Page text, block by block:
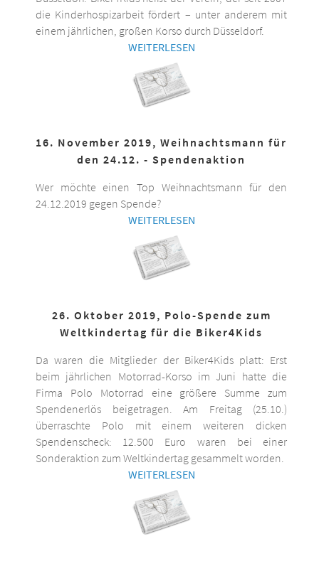
die Kinderhospizarbeit fördert – unter anderem mit
einem jährlichen, großen Korso durch Düsseldorf.
WEITERLESEN
16. November 2019, Weihnachtsmann für
den 24.12. - Spendenaktion
Wer möchte einen Top Weihnachtsmann für den
24.12.2019 gegen Spende?
WEITERLESEN
26. Oktober 2019, Polo-Spende zum
Weltkindertag für die Biker4Kids
Da waren die Mitglieder der Biker4Kids platt: Erst
beim jährlichen Motorrad-Korso im Juni hatte die
Firma Polo Motorrad eine größere Summe zum
Spendenerlös beigetragen. Am Freitag (25.10.)
überraschte Polo mit einem weiteren dicken
Spendenscheck: 12.500 Euro waren bei einer
Sonderaktion zum Weltkindertag gesammelt worden.
WEITERLESEN